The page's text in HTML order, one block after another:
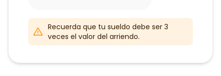
Recuerda que tu sueldo debe ser 3
veces el valor del arriendo.